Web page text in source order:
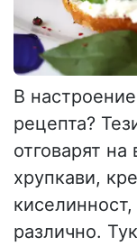
В
рецепта?
отговарят на
хрупкави,
различно.